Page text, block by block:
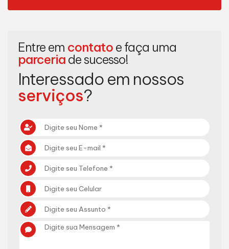
Entre em contato e faça uma
parceria de sucesso!
Interessado em nossos
serviços?